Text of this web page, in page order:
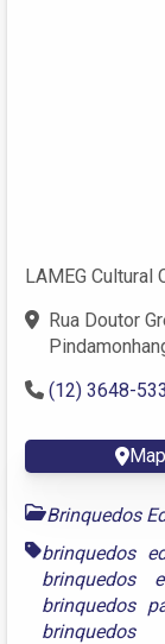
LAMEG Cultural
Rua Doutor
(12) 3648-
Brinquedos
brinquedos
brinquedos
brinquedos